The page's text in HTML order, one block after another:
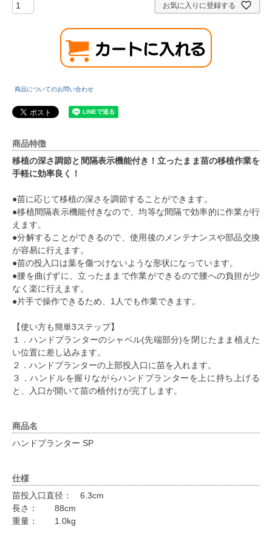
お気に入りに登録する
商品についてのお問い合わせ
商品特徴
移植の深さ調節と間隔表示機能付き！立ったまま苗の移植作業を
手軽に効率良く！
●苗に応じて移植の深さを調節することができます。
●移植間隔表示機能付きなので、均等な間隔で効率的に作業が行
えます。
●分解することができるので、使用後のメンテナンスや部品交換
が容易に行えます。
●苗の投入口は葉を傷つけないような形状になっています。
●腰を曲げずに、立ったままで作業ができるので腰への負担が少
なく楽に行えます。
●片手で操作できるため、1人でも作業できます。
【使い方も簡単3ステップ】
１．ハンドプランターのシャベル(先端部分)を閉じたまま植えた
い位置に差し込みます。
２．ハンドプランターの上部投入口に苗を入れます。
３．ハンドルを握りながらハンドプランターを上に持ち上げる
と、入口が開いて苗の植付けが完了します。
商品名
ハンドプランター SP
仕様
苗投入口直径： 6.3cm
長さ： 88cm
重量： 1.0kg